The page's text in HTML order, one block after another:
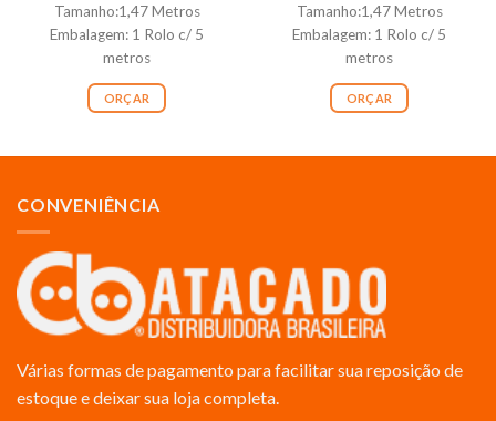
Tamanho:1,47 Metros
Embalagem: 1 Rolo c/ 5
metros
ORÇAR
Tamanho:1,47 Metros
Embalagem: 1 Rolo c/ 5
metros
ORÇAR
CONVENIÊNCIA
Várias formas de pagamento para facilitar sua reposição de
estoque e deixar sua loja completa.